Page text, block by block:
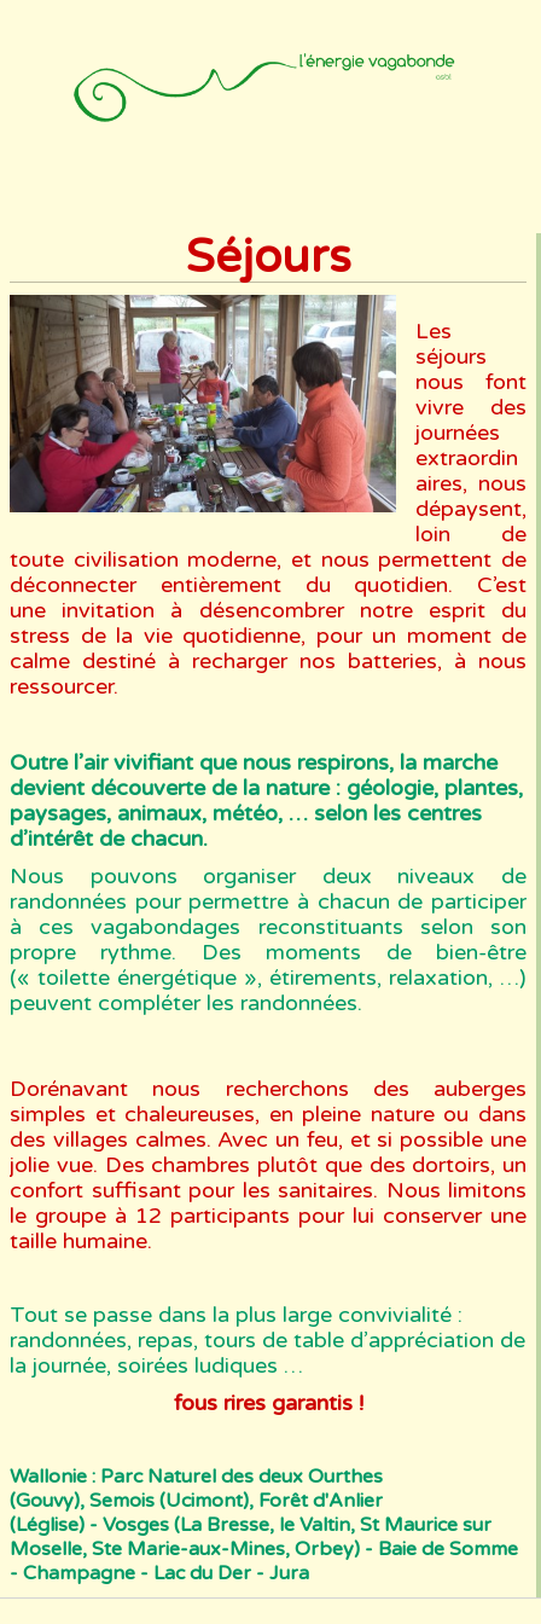
Animateurs
Contact
Séjours
Les
séjours
nous font
vivre des
journées
extraordin
aires, nous
dépaysent,
loin de
toute civilisation moderne, et nous permettent de
déconnecter entièrement du quotidien. C’est
une invitation à désencombrer notre esprit du
stress de la vie quotidienne, pour un moment de
calme destiné à recharger nos batteries, à nous
ressourcer.
Outre l’air vivifiant que nous respirons, la marche
devient découverte de la nature : géologie, plantes,
paysages, animaux, météo, … selon les centres
d’intérêt de chacun.
Nous pouvons organiser deux niveaux de
randonnées pour permettre à chacun de participer
à ces vagabondages reconstituants selon son
propre rythme. Des moments de bien-être
(« toilette énergétique », étirements, relaxation, …)
peuvent compléter les randonnées.
Dorénavant nous recherchons des auberges
simples et chaleureuses, en pleine nature ou dans
des villages calmes. Avec un feu, et si possible une
jolie vue. Des chambres plutôt que des dortoirs, un
confort suffisant pour les sanitaires. Nous limitons
le groupe à 12 participants pour lui conserver une
taille humaine.
Tout se passe dans la plus large convivialité :
randonnées, repas, tours de table d’appréciation de
la journée, soirées ludiques …
fous rires garantis !
Wallonie : Parc Naturel des deux Ourthes
(Gouvy), Semois (Ucimont), Forêt d'Anlier
(Léglise) - Vosges (La Bresse, le Valtin, St Maurice sur
Moselle, Ste Marie-aux-Mines, Orbey) - Baie de Somme
- Champagne - Lac du Der - Jura